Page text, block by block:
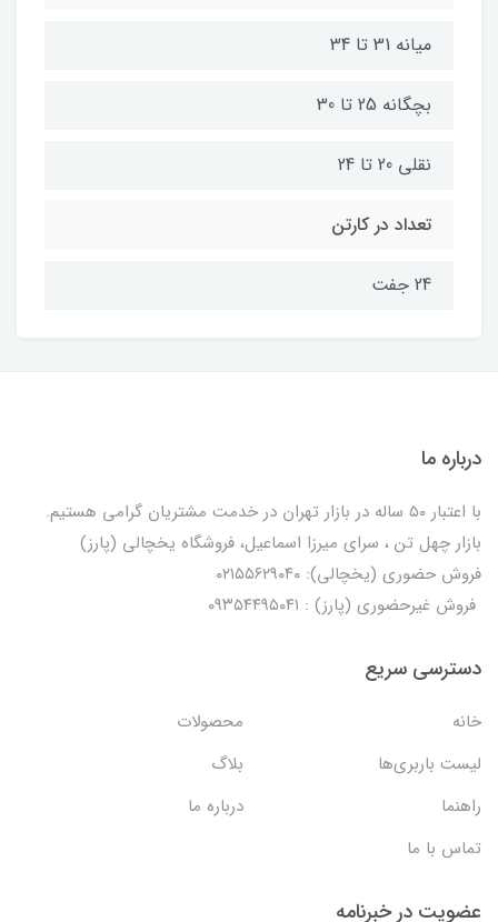
میانه 31 تا 34
بچگانه 25 تا 30
نقلی 20 تا 24
تعداد در کارتن
24 جفت
درباره ما
با اعتبار ۵۰ ساله در بازار تهران در خدمت مشتریان گرامی هستیم.
بازار چهل تن ، سرای میرزا اسماعیل، فروشگاه یخچالی‌ (پارز)
فروش حضوری (یخچالی): ۰۲۱۵۵۶۲۹۰۴۰
فروش غیرحضوری (پارز) : ۰۹۳۵۴۴۹۵۰۴۱
دسترسی سریع
خانه
محصولات
لیست باربری‌ها
بلاگ
راهنما
درباره ما
تماس با ما
عضویت در خبرنامه